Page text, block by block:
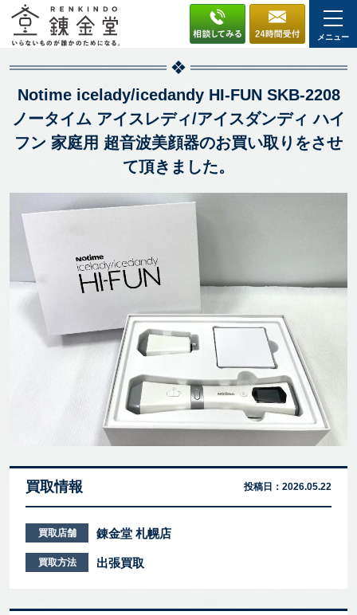
メニュー
Notime icelady/icedandy HI-FUN SKB-2208
ノータイム アイスレディ/アイスダンディ ハイ
フン 家庭用 超音波美顔器のお買い取りをさせ
て頂きました。
買取情報 投稿日： 2026.05.22
買取店舗 錬金堂 札幌店
買取方法 出張買取